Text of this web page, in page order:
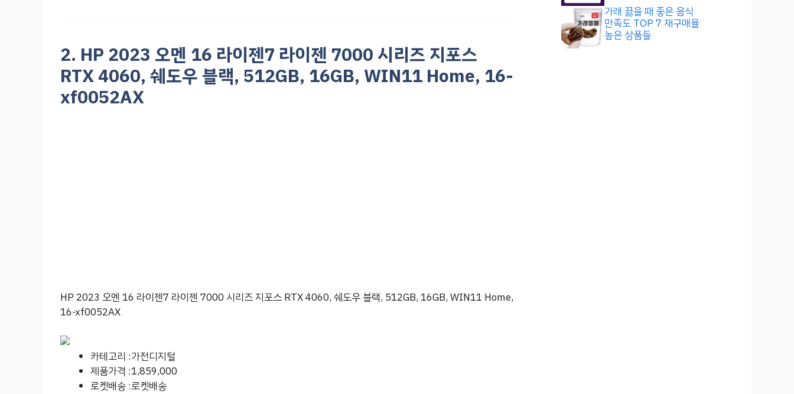
2. HP 2023 오멘 16 라이젠7 라이젠 7000 시리즈 지포스
RTX 4060, 쉐도우 블랙, 512GB, 16GB, WIN11 Home, 16-
xf0052AX
HP 2023 오멘 16 라이젠7 라이젠 7000 시리즈 지포스 RTX 4060, 쉐도우 블랙, 512GB, 16GB, WIN11 Home,
16-xf0052AX
카테고리 :가전디지털
제품가격 :1,859,000
로켓배송 :로켓배송
가래 끓을 때 좋은 음식
만족도 TOP 7 재구매율
높은 상품들